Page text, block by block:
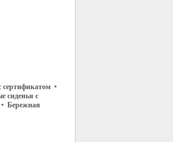
сертификатом •
сиденья с
Бережная